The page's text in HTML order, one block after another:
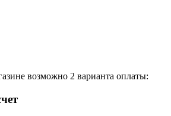
возможно 2 варианта оплаты: